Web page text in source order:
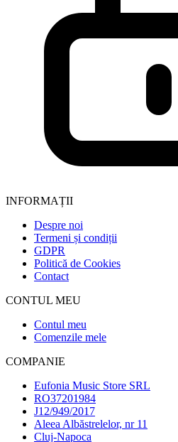
INFORMAȚII
Despre noi
Termeni și condiții
GDPR
Politică de Cookies
Contact
CONTUL MEU
Contul meu
Comenzile mele
COMPANIE
Eufonia Music Store SRL
RO37201984
J12/949/2017
Aleea Albăstrelelor, nr 11
Cluj-Napoca